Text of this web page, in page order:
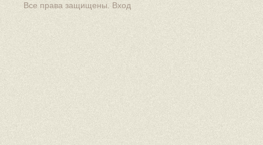
Все права защищены. Вход